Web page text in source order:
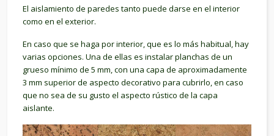
El aislamiento de paredes tanto puede darse en el interior
como en el exterior.
En caso que se haga por interior, que es lo más habitual, hay
varias opciones. Una de ellas es instalar planchas de un
grueso mínimo de 5 mm, con una capa de aproximadamente
3 mm superior de aspecto decorativo para cubrirlo, en caso
que no sea de su gusto el aspecto rústico de la capa
aislante.